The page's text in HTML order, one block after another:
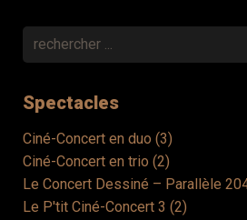
Spectacles
Ciné-Concert en duo (3)
Ciné-Concert en trio (2)
Le Concert Dessiné – Parallèle
Le P'tit Ciné-Concert 3 (2)